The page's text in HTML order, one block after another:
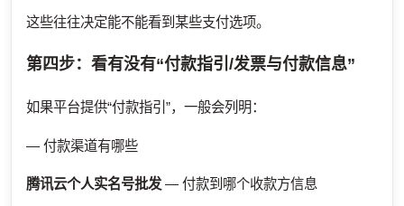
这些往往决定能不能看到某些支付选项。
第四步：看有没有“付款指引/发票与付款信息”
如果平台提供“付款指引”，一般会列明：
— 付款渠道有哪些
腾讯云个人实名号批发 — 付款到哪个收款方信息